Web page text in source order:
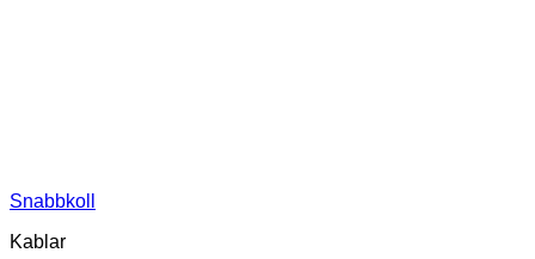
Snabbkoll
Kablar